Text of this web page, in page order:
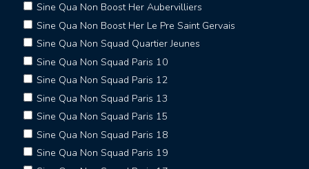
Sine Qua Non Boost Her Aubervilliers
Sine Qua Non Boost Her Le Pre Saint Gervais
Sine Qua Non Squad Quartier Jeunes
Sine Qua Non Squad Paris 10
Sine Qua Non Squad Paris 12
Sine Qua Non Squad Paris 13
Sine Qua Non Squad Paris 15
Sine Qua Non Squad Paris 18
Sine Qua Non Squad Paris 19